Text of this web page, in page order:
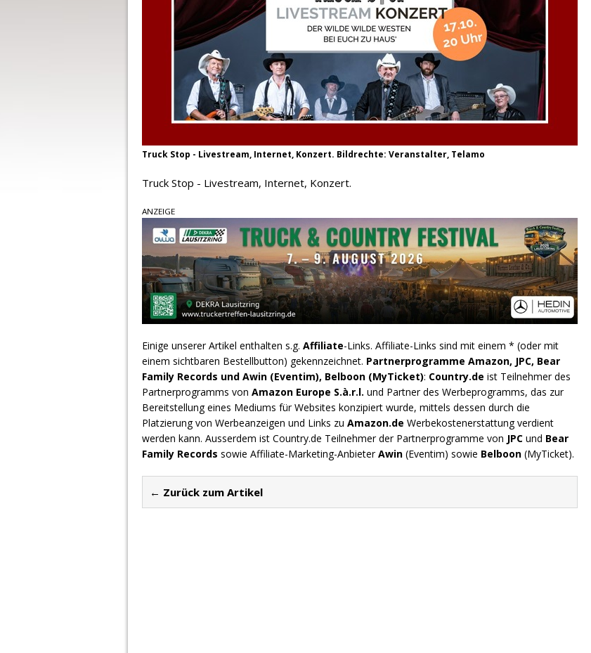
Truck Stop - Livestream, Internet, Konzert. Bildrechte: Veranstalter, Telamo
Truck Stop - Livestream, Internet, Konzert.
ANZEIGE
Einige unserer Artikel enthalten s.g. Affiliate-Links. Affiliate-Links sind mit einem * (oder mit
einem sichtbaren Bestellbutton) gekennzeichnet. Partnerprogramme Amazon, JPC, Bear
Family Records und Awin (Eventim), Belboon (MyTicket): Country.de ist Teilnehmer des
Partnerprogramms von Amazon Europe S.à.r.l. und Partner des Werbeprogramms, das zur
Bereitstellung eines Mediums für Websites konzipiert wurde, mittels dessen durch die
Platzierung von Werbeanzeigen und Links zu Amazon.de Werbekostenerstattung verdient
werden kann. Ausserdem ist Country.de Teilnehmer der Partnerprogramme von JPC und Bear
Family Records sowie Affiliate-Marketing-AnbieterAwin (Eventim) sowie Belboon (MyTicket).
← Zurück zum Artikel